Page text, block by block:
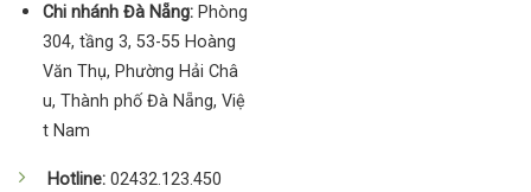
Chi nhánh Đà Nẵng:Phòng
304, tầng 3, 53-55 Hoàng
Văn Thụ, Phường Hải Châ
u, Thành phố Đà Nẵng, Việ
t Nam
Hotline: 02432.123.450